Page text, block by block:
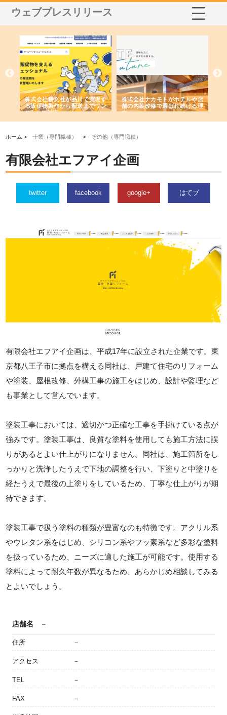
ウェブプレスリリース
株式会社耕文社が品川で実現す
る販促物製作から配送までワン
ストップ対応
株式会社ナカモトがホテルや店
舗の内装改修で選ばれ続ける理
由
ホーム >士業（専門職種） > その他（専門職種）
有限会社エフアイ企画
twitter facebook google+ はてブ
有限会社エフアイ企画は、平成17年に設立された企業です。東
京都八王子市に拠点を構える同社は、戸建て住宅のリフォーム
や塗装、屋根改修、外構工事の施工をはじめ、設計や監理など
も事業として営んでいます。
塗装工事においては、適切かつ正確な工事を手掛けている点が
強みです。塗装工事は、良質な塗料を使用しても施工方法に誤
りがあるとよい仕上がりになりません。同社は、施工箇所をし
っかりと洗浄したうえで下地の調整を行い、下塗りと中塗りを
経たうえで最後の上塗りをしているため、丁寧な仕上がりが期
待できます。
塗装工事で扱う塗料の種類が豊富なのも特徴です。アクリル系
やウレタン系をはじめ、シリコン系やフッ素系など多彩な塗料
を扱っているため、ニーズに適した施工が可能です。使用する
塗料によって耐久年数が異なるため、あらかじめ相談してみる
とよいでしょう。
店舗名 －
住所 －
アクセス －
TEL －
FAX －